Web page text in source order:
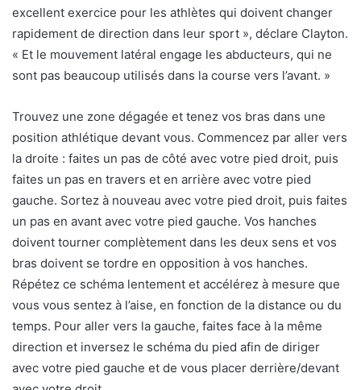
excellent exercice pour les athlètes qui doivent changer
rapidement de direction dans leur sport », déclare Clayton.
« Et le mouvement latéral engage les abducteurs, qui ne
sont pas beaucoup utilisés dans la course vers l’avant. »
Trouvez une zone dégagée et tenez vos bras dans une
position athlétique devant vous. Commencez par aller vers
la droite : faites un pas de côté avec votre pied droit, puis
faites un pas en travers et en arrière avec votre pied
gauche. Sortez à nouveau avec votre pied droit, puis faites
un pas en avant avec votre pied gauche. Vos hanches
doivent tourner complètement dans les deux sens et vos
bras doivent se tordre en opposition à vos hanches.
Répétez ce schéma lentement et accélérez à mesure que
vous vous sentez à l’aise, en fonction de la distance ou du
temps. Pour aller vers la gauche, faites face à la même
direction et inversez le schéma du pied afin de diriger
avec votre pied gauche et de vous placer derrière/devant